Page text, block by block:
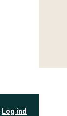
Log ind